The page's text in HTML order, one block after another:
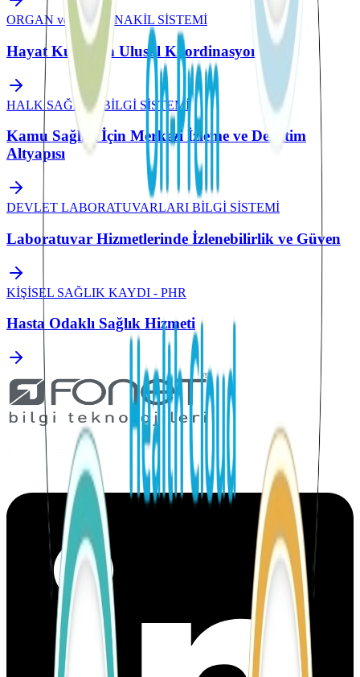
ORGAN ve DOKU NAKİL SİSTEMİ
Hayat Kurtaran Ulusal Koordinasyon
HALK SAĞLIĞI BİLGİ SİSTEMİ
Kamu Sağlığı İçin Merkezi İzleme ve Denetim
Altyapısı
DEVLET LABORATUVARLARI BİLGİ SİSTEMİ
Laboratuvar Hizmetlerinde İzlenebilirlik ve Güven
KİŞİSEL SAĞLIK KAYDI - PHR
Hasta Odaklı Sağlık Hizmeti